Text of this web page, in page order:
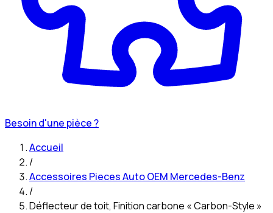
Besoin d'une pièce ?
Accueil
/
Accessoires Pieces Auto OEM Mercedes-Benz
/
Déflecteur de toit, Finition carbone « Carbon-Style »